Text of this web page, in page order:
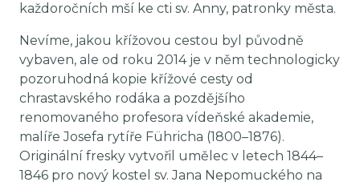
každoročních mší ke cti sv. Anny, patronky města.
Nevíme, jakou křížovou cestou byl původně
vybaven, ale od roku 2014 je v něm technologicky
pozoruhodná kopie křížové cesty od
chrastavského rodáka a pozdějšího
renomovaného profesora vídeňské akademie,
malíře Josefa rytíře Führicha (1800–1876).
Originální fresky vytvořil umělec v letech 1844–
1846 pro nový kostel sv. Jana Nepomuckého na